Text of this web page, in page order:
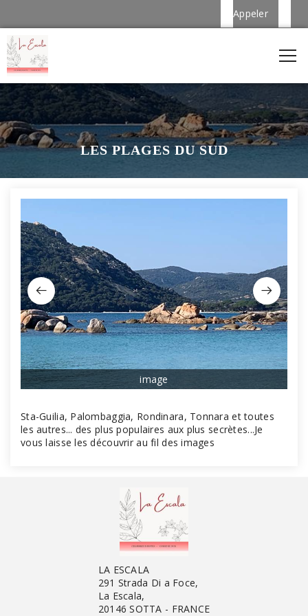
Appeler
LES PLAGES DU SUD
image
Sta-Guilia, Palombaggia, Rondinara, Tonnara et toutes
les autres... des plus populaires aux plus secrètes...Je
vous laisse les découvrir au fil des images
LA ESCALA
291 Strada Di a Foce,
La Escala,
20146 SOTTA - FRANCE